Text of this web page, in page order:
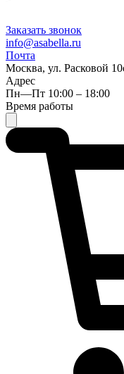
Заказать звонок
info@asabella.ru
Почта
Москва, ул. Расковой
Адрес
Пн—Пт 10:00 – 18:00
Время работы